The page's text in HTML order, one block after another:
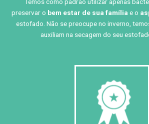
preservar o bem estar de sua família e o
estofado. Não se preocupe no inverno,
auxiliam na secagem do seu